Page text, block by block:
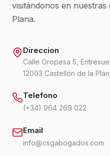
visitándonos en nuestras
Plana.
Direccion
Calle Oropesa 5,
12003 Castellón de la
Telefono
(+34) 964 269 022
Email
info@csgabogados.com